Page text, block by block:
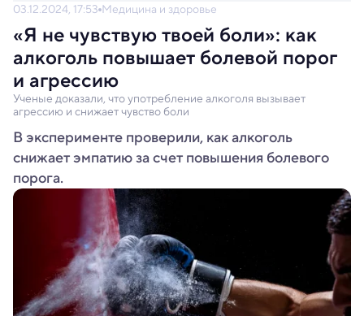
03.12.2024, 17:53 Медицина и здоровье
«Я не чувствую твоей боли»: как
алкоголь повышает болевой порог
и агрессию
Ученые доказали, что употребление алкоголя вызывает
агрессию и снижает чувство боли
В эксперименте проверили, как алкоголь
снижает эмпатию за счет повышения болевого
порога.